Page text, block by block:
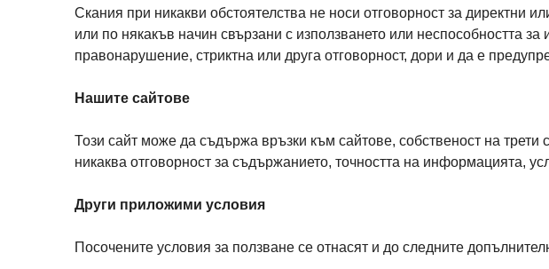
Скания при никакви обстоятелства не носи отговорност за директни
или по някакъв начин свързани с използването или неспособността
правонарушение, стриктна или друга отговорност, дори и да е
Нашите сайтове
Този сайт може да съдържа връзки към сайтове, собственост на
никаква отговорност за съдържанието, точността на информацията,
Други приложими условия
Посочените условия за ползване се отнасят и до следните